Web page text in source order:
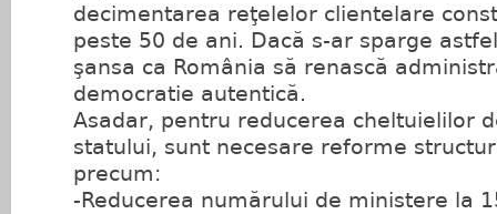
decimentarea reţelelor clientelare
peste 50 de ani. Dacă s-ar sparge
şansa ca România să renască
democratie autentică.
Asadar, pentru reducerea cheltuielilor
statului, sunt necesare reforme
precum:
-Reducerea numărului de ministere la